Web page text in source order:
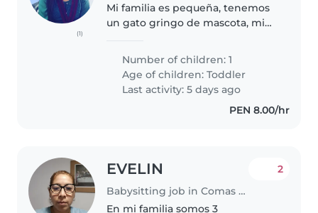
(1)
Mi familia es pequeña, tenemos
un gato gringo de mascota, mi
Number of children: 1
Age of children:Toddler
Last activity: 5 days ago
PEN 8.00/hr
EVELIN
Babysitting job in Comas (Departamento de Lima)
2
En mi familia somos 3